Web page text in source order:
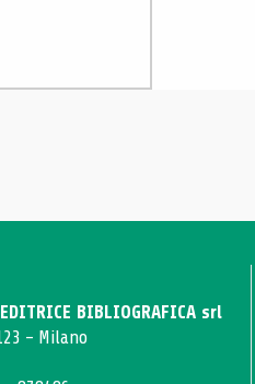
BIBLIOGRAFICA srl
- Milano